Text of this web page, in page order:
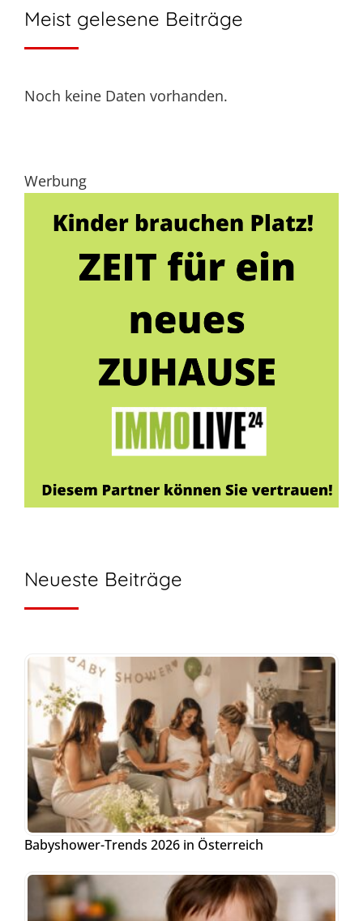
Meist gelesene Beiträge
Noch keine Daten vorhanden.
Werbung
Neueste Beiträge
Babyshower-Trends 2026 in Österreich